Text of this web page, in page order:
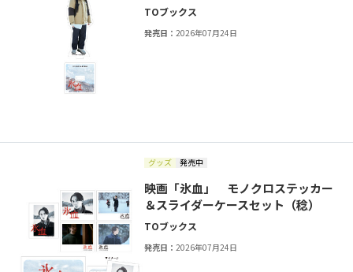
TOブックス
発売日：2026年07月24日
グッズ 発売中
映画「氷血」 モノクロステッカー
＆スライダーケースセット（稔）
TOブックス
発売日：2026年07月24日